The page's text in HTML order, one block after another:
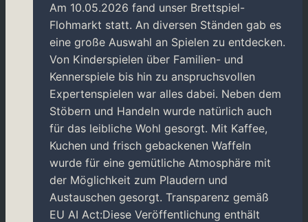
Am 10.05.2026 fand unser Brettspiel-
Flohmarkt statt. An diversen Ständen gab es
eine große Auswahl an Spielen zu entdecken.
Von Kinderspielen über Familien- und
Kennerspiele bis hin zu anspruchsvollen
Expertenspielen war alles dabei. Neben dem
Stöbern und Handeln wurde natürlich auch
für das leibliche Wohl gesorgt. Mit Kaffee,
Kuchen und frisch gebackenen Waffeln
wurde für eine gemütliche Atmosphäre mit
der Möglichkeit zum Plaudern und
Austauschen gesorgt. Transparenz gemäß
EU AI Act:Diese Veröffentlichung enthält